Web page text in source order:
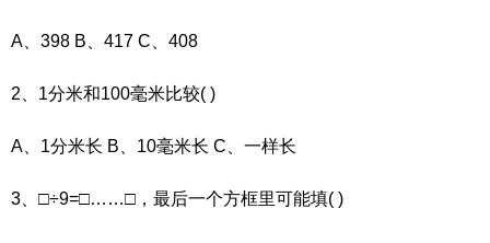
A、398 B、417 C、408
2、1分米和100毫米比较( )
A、1分米长 B、10毫米长 C、一样长
3、□÷9=□……□，最后一个方框里可能填( )